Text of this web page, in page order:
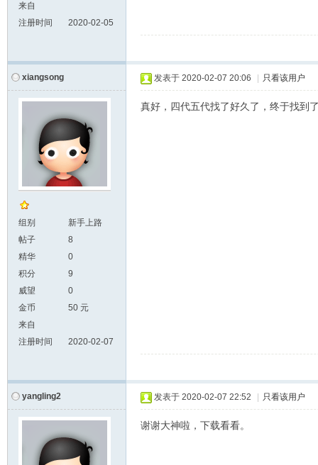
来自
注册时间
2020-02-05
xiangsong
组别
新手上路
帖子
8
精华
0
积分
9
威望
0
金币
50 元
来自
注册时间
2020-02-07
发表于 2020-02-07 20:06 只看该用户
真好，四代五代找了好久了，终于找到
yangling2 发表于 2020-02-07 22:52 只看该用户
谢谢大神啦，下载看看。